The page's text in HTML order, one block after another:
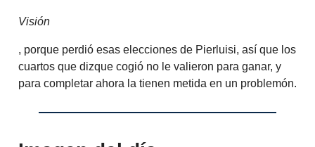
Visión
, porque perdió esas elecciones de Pierluisi, así que los
cuartos que dizque cogió no le valieron para ganar, y
para completar ahora la tienen metida en un problemón.